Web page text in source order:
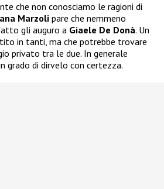
che non conosciamo le ragioni di
Marzoli pare che nemmeno
gli auguro a Giaele De Donà. Un
in tanti, ma che potrebbe trovare
privato tra le due. In generale
grado di dirvelo con certezza.